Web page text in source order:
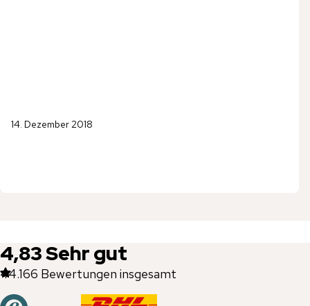
14. Dezember 2018
4,83Sehr gut
44.166 Bewertungen insgesamt